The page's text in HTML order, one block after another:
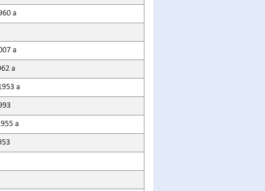
a
a
a
a
a